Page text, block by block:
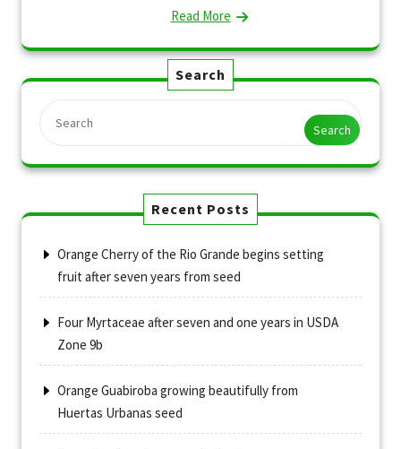
Read More
Search
Search
Recent Posts
Orange Cherry of the Rio Grande begins setting
fruit after seven years from seed
Four Myrtaceae after seven and one years in USDA
Zone 9b
Orange Guabiroba growing beautifully from
Huertas Urbanas seed